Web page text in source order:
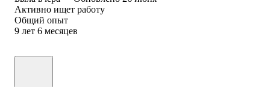
Активно ищет работу
Общий опыт
9 лет 6 месяцев